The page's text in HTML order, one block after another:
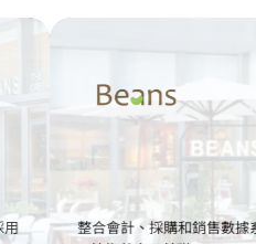
整合會計、採購和銷售數據